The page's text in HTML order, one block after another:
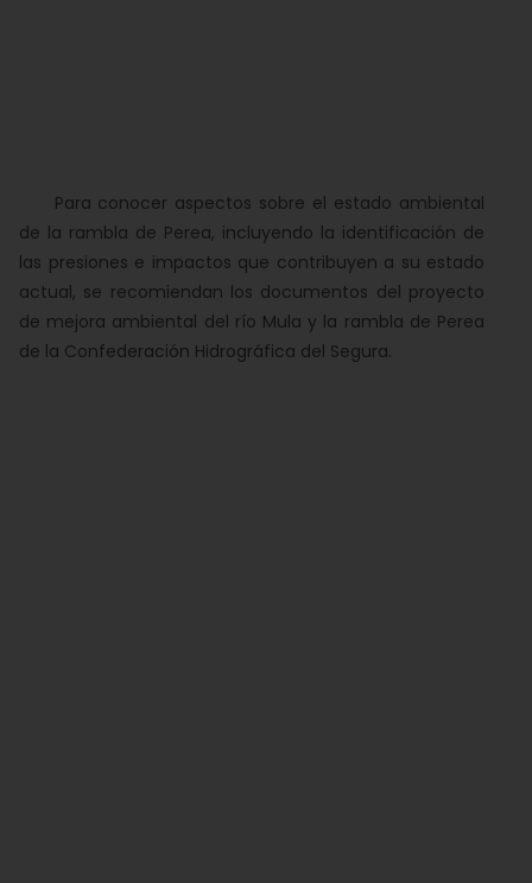
Para conocer aspectos sobre el estado ambiental
de la rambla de Perea, incluyendo la identificación de
las presiones e impactos que contribuyen a su estado
actual, se recomiendan los documentos del proyecto
de mejora ambiental del río Mula y la rambla de Perea
de la Confederación Hidrográfica del Segura.